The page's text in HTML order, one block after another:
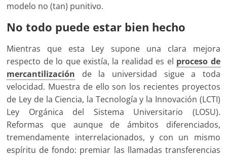
modelo no (tan) punitivo.
No todo puede estar bien hecho
Mientras que esta Ley supone una clara mejora
respecto de lo que existía, la realidad es el proceso de
mercantilización de la universidad sigue a toda
velocidad. Muestra de ello son los recientes proyectos
de Ley de la Ciencia, la Tecnología y la Innovación (LCTI)
Ley Orgánica del Sistema Universitario (LOSU).
Reformas que aunque de ámbitos diferenciados,
tremendamente interrelacionados, y con un mismo
espíritu de fondo: premiar las llamadas transferencias